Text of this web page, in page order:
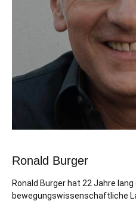
Ronald Burger
Ronald Burger hat 22 Jahre
bewegungswissenschaftliche